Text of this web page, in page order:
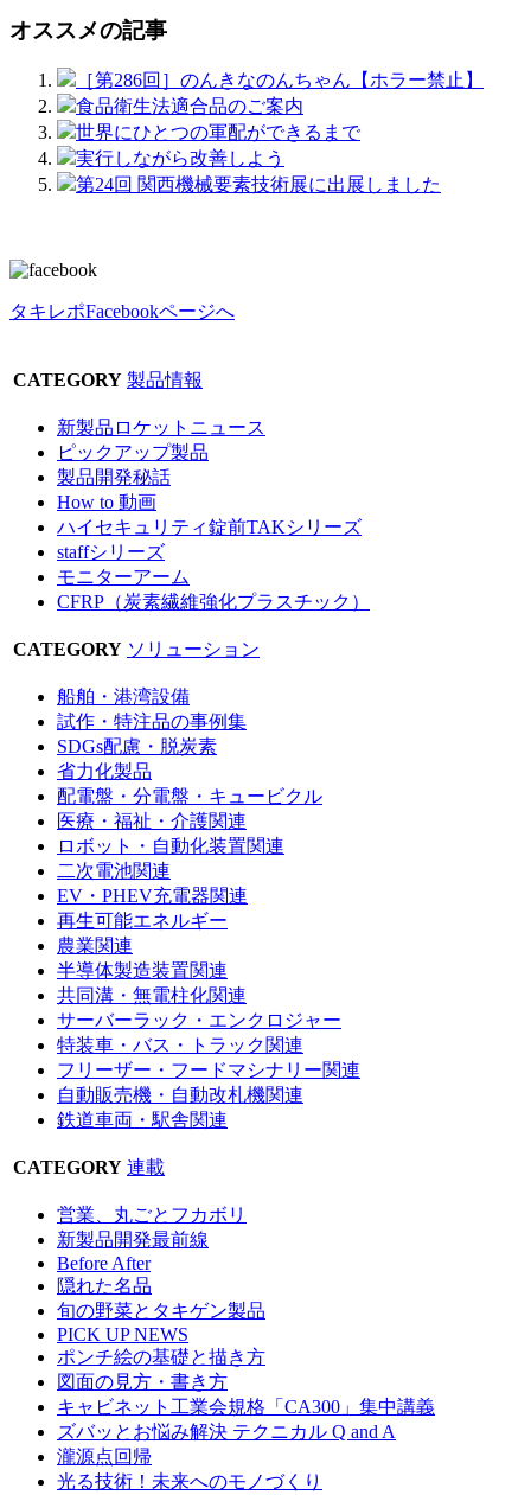
オススメの記事
［第286回］のんきなのんちゃん【ホラー禁止】
食品衛生法適合品のご案内
世界にひとつの軍配ができるまで
実行しながら改善しよう
第24回 関西機械要素技術展に出展しました
タキレポFacebookページへ
CATEGORY 製品情報
新製品ロケットニュース
ピックアップ製品
製品開発秘話
How to 動画
ハイセキュリティ錠前TAKシリーズ
staffシリーズ
モニターアーム
CFRP（炭素繊維強化プラスチック）
CATEGORY ソリューション
船舶・港湾設備
試作・特注品の事例集
SDGs配慮・脱炭素
省力化製品
配電盤・分電盤・キュービクル
医療・福祉・介護関連
ロボット・自動化装置関連
二次電池関連
EV・PHEV充電器関連
再生可能エネルギー
農業関連
半導体製造装置関連
共同溝・無電柱化関連
サーバーラック・エンクロジャー
特装車・バス・トラック関連
フリーザー・フードマシナリー関連
自動販売機・自動改札機関連
鉄道車両・駅舎関連
CATEGORY 連載
営業、丸ごとフカボリ
新製品開発最前線
Before After
隠れた名品
旬の野菜とタキゲン製品
PICK UP NEWS
ポンチ絵の基礎と描き方
図面の見方・書き方
キャビネット工業会規格「CA300」集中講義
ズバッとお悩み解決 テクニカル Q and A
瀧源点回帰
光る技術！未来へのモノづくり